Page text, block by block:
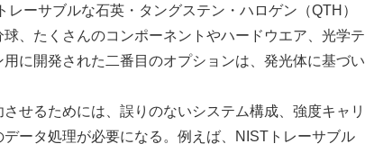
ーサブルな石英・タングステン・ハロゲン（QTH）
、たくさんのコンポーネントやハードウエア、光学テ
に開発された二番目のオプションは、発光体に基づい
せるためには、誤りのないシステム構成、強度キャリ
ータ処理が必要になる。例えば、NISTトレーサブル